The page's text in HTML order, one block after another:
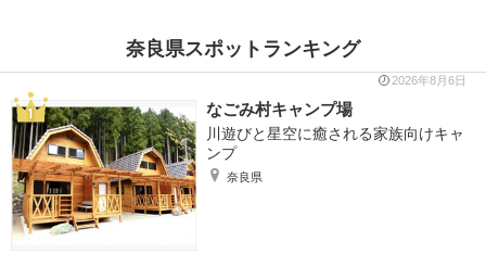
奈良県スポットランキング
2026年8月6日
なごみ村キャンプ場
川遊びと星空に癒される家族向けキャ
ンプ
奈良県